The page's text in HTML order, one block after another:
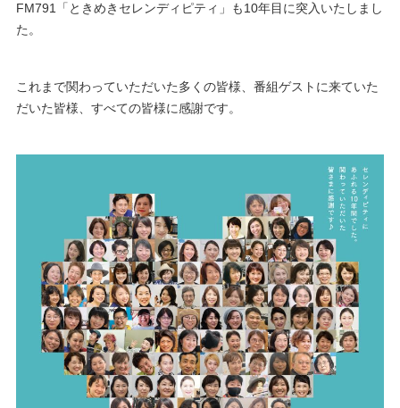
FM791「ときめきセレンディピティ」も10年目に突入いたしまし
た。
これまで関わっていただいた多くの皆様、番組ゲストに来ていた
だいた皆様、すべての皆様に感謝です。